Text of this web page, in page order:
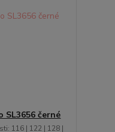
SL3656 černé
116 | 122 | 128 |